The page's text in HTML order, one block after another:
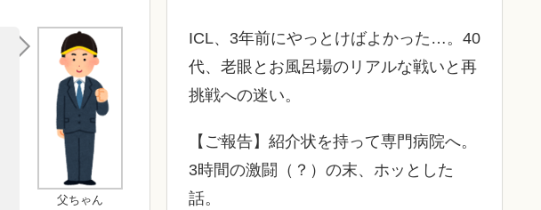
父ちゃん
ICL、3年前にやっとけばよかった…。40
代、老眼とお風呂場のリアルな戦いと再
挑戦への迷い。
​【ご報告】紹介状を持って専門病院へ。
3時間の激闘（？）の末、ホッとした
話。